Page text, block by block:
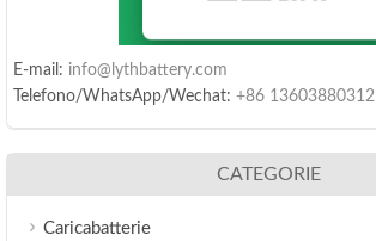
E-mail: info@lythbattery.com
Telefono/WhatsApp/Wechat: +86 13603880312
CATEGORIE
Caricabatterie